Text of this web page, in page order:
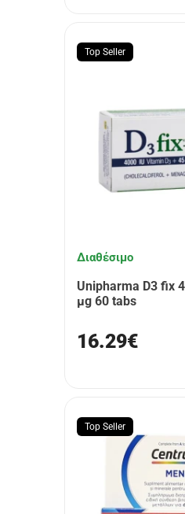
Top Seller
Διαθέσιμο
Unipharma D3 fix
μg 60 tabs
16.29€
Top Seller